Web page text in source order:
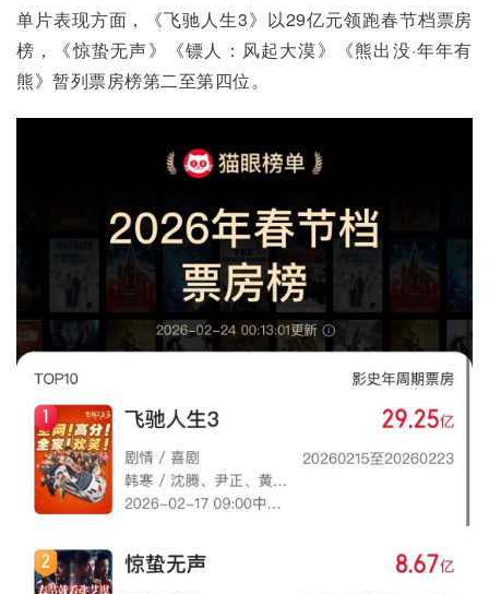
单片表现方面，《飞驰人生3》以29亿元领跑春节档票房
榜，《惊蛰无声》《镖人：风起大漠》《熊出没·年年有
熊》暂列票房榜第二至第四位。